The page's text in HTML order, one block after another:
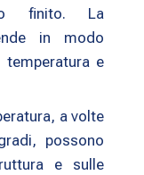
finito. La
in modo
e
a volte
possono
e sulle